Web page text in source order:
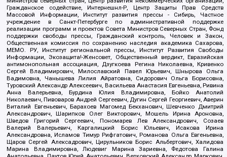
Гражданское содействие, Интернешнл-Р, Центр Защиты Прав Средств
Массовой Информации, Институт развития прессы - Сибирь, Частное
учреждение в Санкт-Петербурге по административной поддержке
реализации программ и проектов Совета Министров Северных Стран, Фонд
поддержки свободы прессы, Гражданский контроль, Человек и Закон,
Общественная комиссия по сохранению наследия академика Сахарова,
МЕМО. РУ, Институт региональной прессы, Институт Развития Свободы
Информации, Экозащита!-Женсовет, Общественный вердикт, Евразийская
антимонопольная ассоциация, Дзугкоева Регина Николаевна, Кривенко
Сергей Владимирович, Милославский Павел Юрьевич, Шнырова Ольга
Вадимовна, Чанышева Лилия Айратовна, Сидорович Ольга Борисовна,
Туровский Александр Алексеевич, Васильева Анастасия Евгеньевна, Ривина
Анна Валерьевна, Бурдина Юлия Владимировна, Бойко Анатолий
Николаевич, Пивоваров Андрей Сергеевич, Дугин Сергей Георгиевич, Аверин
Виталий Евгеньевич, Барахоев Магомед Бекханович, Шевченко Дмитрий
Александрович, Шарипков Олег Викторович, Мошель Ирина Ароновна,
Шведов Григорий Сергеевич, Пономарев Лев Александрович, Созаев
Валерий Валерьевич, Каргалицкий Борис Юльевич, Исакова Ирина
Александровна, Исламов Тимур Рифгатович, Романова Ольга Евгеньевна,
Щаров Сергей Алексадрович, Цирульников Борис Альбертович, Халидова
Марина Владимировна, Людевиг Марина Зариевна, Федотова Галина